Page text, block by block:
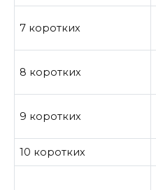
7 коротких
8 коротких
9 коротких
10 коротких